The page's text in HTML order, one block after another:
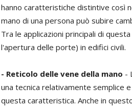
hanno caratteristiche distintive così
mano di una persona può subire
Tra le applicazioni principali di
l'apertura delle porte) in edifici civili.
- Reticolo delle vene della mano -
una tecnica relativamente semplice
questa caratteristica. Anche in